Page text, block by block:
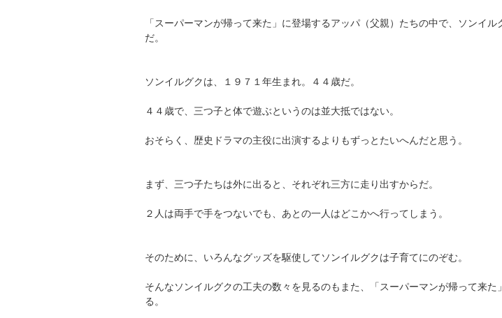
「スーパーマンが帰って来た」に登場するアッパ（父親）たちの中で、ソンイル
だ。
ソンイルグクは、１９７１年生まれ。４４歳だ。
４４歳で、三つ子と体で遊ぶというのは並大抵ではない。
おそらく、歴史ドラマの主役に出演するよりもずっとたいへんだと思う。
まず、三つ子たちは外に出ると、それぞれ三方に走り出すからだ。
２人は両手で手をつないでも、あとの一人はどこかへ行ってしまう。
そのために、いろんなグッズを駆使してソンイルグクは子育てにのぞむ。
そんなソンイルグクの工夫の数々を見るのもまた、「スーパーマンが帰って来た
る。